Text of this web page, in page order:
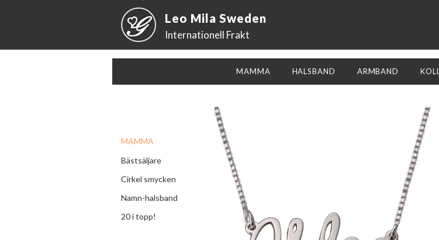
Leo Mila Sweden
Internationell Frakt
MAMMA HALSBAND ARMBAND
MAMMA
Bästsäljare
Cirkel smycken
Namn-halsband
20 i topp!